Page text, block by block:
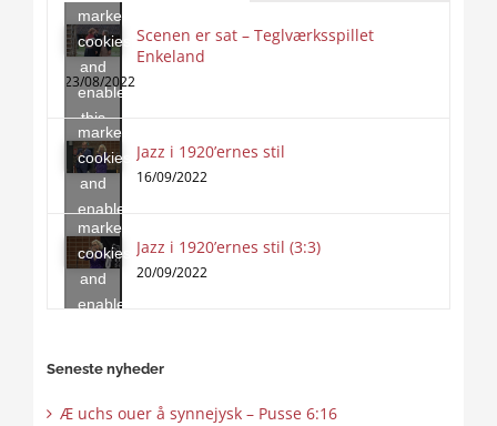
marketing
cookies
and
enable
this
content
Scenen er sat – Teglværksspillet
Enkeland
23/08/2022
Click
to
marketing
cookies
and
enable
this
content
Jazz i 1920’ernes stil
16/09/2022
Click
to
accept
marketing
cookies
and
enable
Jazz i 1920’ernes stil (3:3)
20/09/2022
Seneste nyheder
Æ uchs ouer å synnejysk – Pusse 6:16